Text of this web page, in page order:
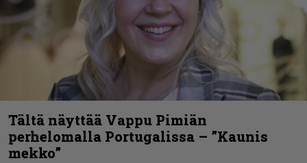
Tältä näyttää Vappu Pimiän
perhelomalla Portugalissa – ”Kaunis
mekko”